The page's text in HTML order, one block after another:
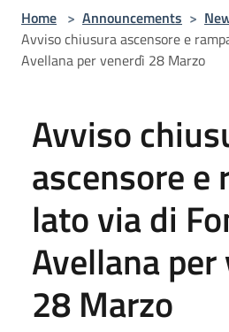
Home > Announcements >
Avviso chiusura ascensore e
Avellana per venerdì 28 Marzo
Avviso
ascensore e
lato via di
Avellana
28 Marzo